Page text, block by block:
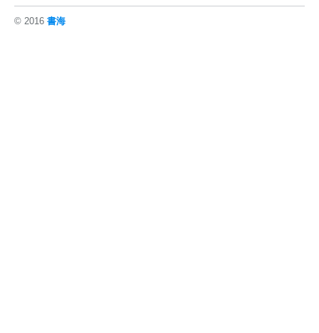
© 2016 書海